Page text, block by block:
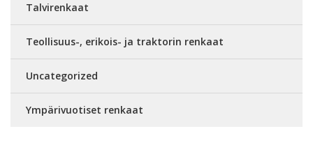
Talvirenkaat
Teollisuus-, erikois- ja traktorin renkaat
Uncategorized
Ympärivuotiset renkaat